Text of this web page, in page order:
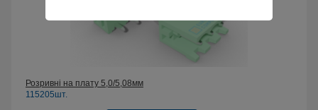
Розривні на плату 5,0/5,08мм
115205шт.